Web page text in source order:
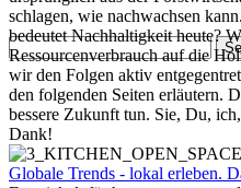
schlagen, wie nachwachsen
bedeutet Nachhaltigkeit heute?
Ressourcenverbrauch auf die
wir den Folgen aktiv
den folgenden Seiten erläutern.
bessere Zukunft tun. Sie, Du,
Dank!
Globale Trends - lokal erleben.